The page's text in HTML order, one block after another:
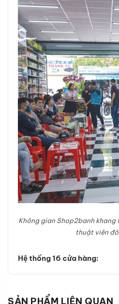
Không gian Shop2banh khang
thuật viên
Hệ thống 16 cửa hàng:
SẢN PHẨM LIÊN QUAN